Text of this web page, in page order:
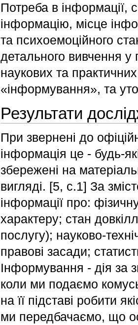
Потреба в інформації,
інформацію, місце
та психоемоційного
детального вивчення у
наукових та
«інформування», та
Результати
При звернені до
інформація це - будь-
збережені на
вигляді. [5, с.1] За
інформації про:
характеру; стан
послугу); науково-
правові засади;
Інформування - дія за
коли ми подаємо
на її підставі робити
ми передбачаємо, що